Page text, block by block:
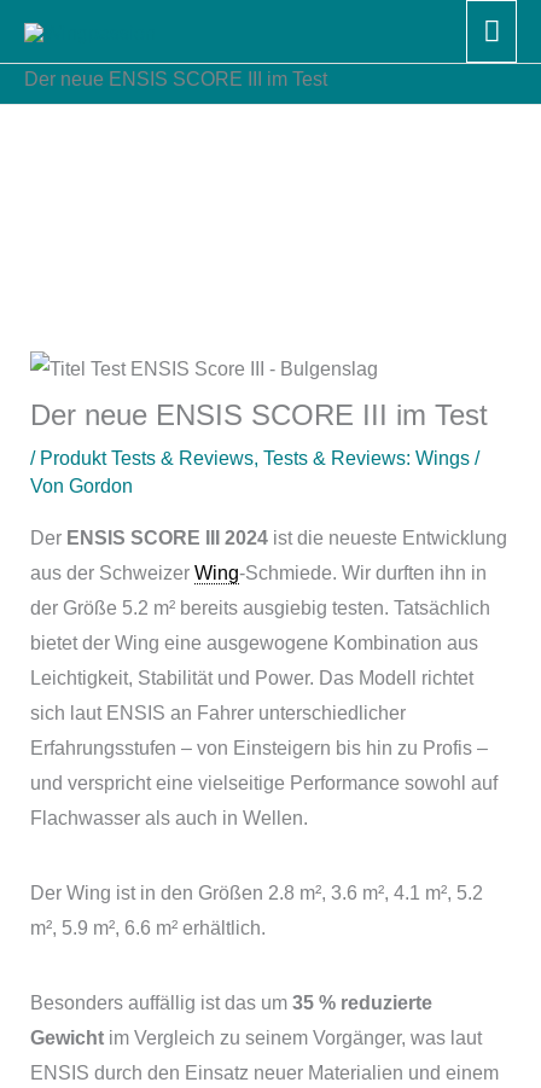
springen
Start
Der neue ENSIS SCORE III im Test
Der neue ENSIS SCORE III im Test
/ Produkt Tests & Reviews,Tests & Reviews: Wings /
VonGordon
Der ENSIS SCORE III 2024 ist die neueste Entwicklung
aus der SchweizerWing-Schmiede. Wir durften ihn in
der Größe 5.2 m² bereits ausgiebig testen. Tatsächlich
bietet der Wing eine ausgewogene Kombination aus
Leichtigkeit, Stabilität und Power. Das Modell richtet
sich laut ENSIS an Fahrer unterschiedlicher
Erfahrungsstufen – von Einsteigern bis hin zu Profis –
und verspricht eine vielseitige Performance sowohl auf
Flachwasser als auch in Wellen.
Der Wing ist in den Größen 2.8 m², 3.6 m², 4.1 m², 5.2
m², 5.9 m², 6.6 m² erhältlich.
Besonders auffällig ist das um35 % reduzierte
Gewicht im Vergleich zu seinem Vorgänger, was laut
ENSIS durch den Einsatz neuer Materialien und einem